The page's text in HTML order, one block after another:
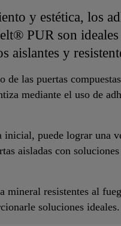
y estética, los
PUR son ideales
aislantes y
de las puertas
mediante el uso de
inicial, puede lograr una
aisladas con
mineral resistentes al
soluciones ideales.